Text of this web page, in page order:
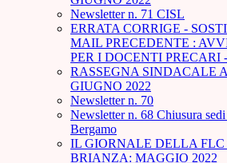
Newsletter n. 71 CISL
ERRATA CORRIGE -
MAIL PRECEDENTE :
PER I DOCENTI PRECARI -
RASSEGNA SINDACALE
GIUGNO 2022
Newsletter n. 70
Newsletter n. 68 Chiusura
Bergamo
IL GIORNALE DELLA
BRIANZA: MAGGIO 2022